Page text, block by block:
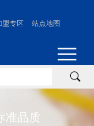
盟专区 站点地图
准品质